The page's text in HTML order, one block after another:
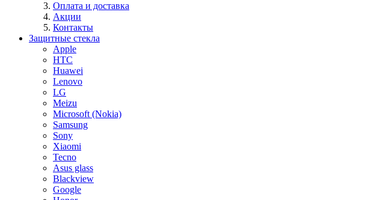
Оплата и доставка
Акции
Контакты
Защитные стекла
Apple
HTC
Huawei
Lenovo
LG
Meizu
Microsoft (Nokia)
Samsung
Sony
Xiaomi
Tecno
Asus glass
Blackview
Google